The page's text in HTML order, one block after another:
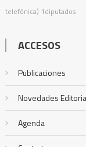
telefónica) 1diputados
ACCESOS
Publicaciones
Novedades
Agenda